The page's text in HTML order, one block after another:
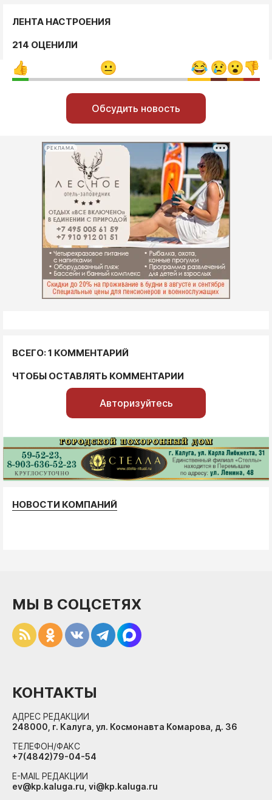
ЛЕНТА НАСТРОЕНИЯ
214 ОЦЕНИЛИ
Обсудить новость
РЕКЛАМА
ВСЕГО: 1 КОММЕНТАРИЙ
ЧТОБЫ ОСТАВЛЯТЬ КОММЕНТАРИИ
Авторизуйтесь
НОВОСТИ КОМПАНИЙ
МЫ В СОЦСЕТЯХ
КОНТАКТЫ
АДРЕС РЕДАКЦИИ
248000, г. Калуга, ул. Космонавта Комарова, д. 36
ТЕЛЕФОН/ФАКС
+7(4842)79-04-54
E-MAIL РЕДАКЦИИ
ev@kp.kaluga.ru, vi@kp.kaluga.ru